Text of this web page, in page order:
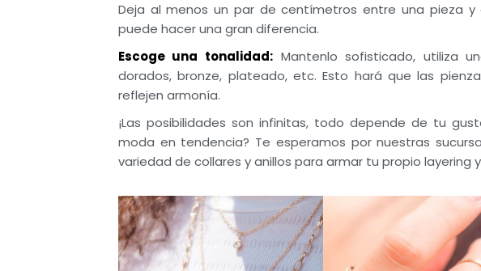
Deja al menos un par de centímetros entre una pieza
puede hacer una gran diferencia.
Escoge una tonalidad: Mantenlo sofisticado, utiliza
dorados, bronze, plateado, etc. Esto hará que las
reflejen armonía.
¡Las posibilidades son infinitas, todo depende de tu
moda en tendencia? Te esperamos por nuestras
variedad de collares y anillos para armar tu propio layering